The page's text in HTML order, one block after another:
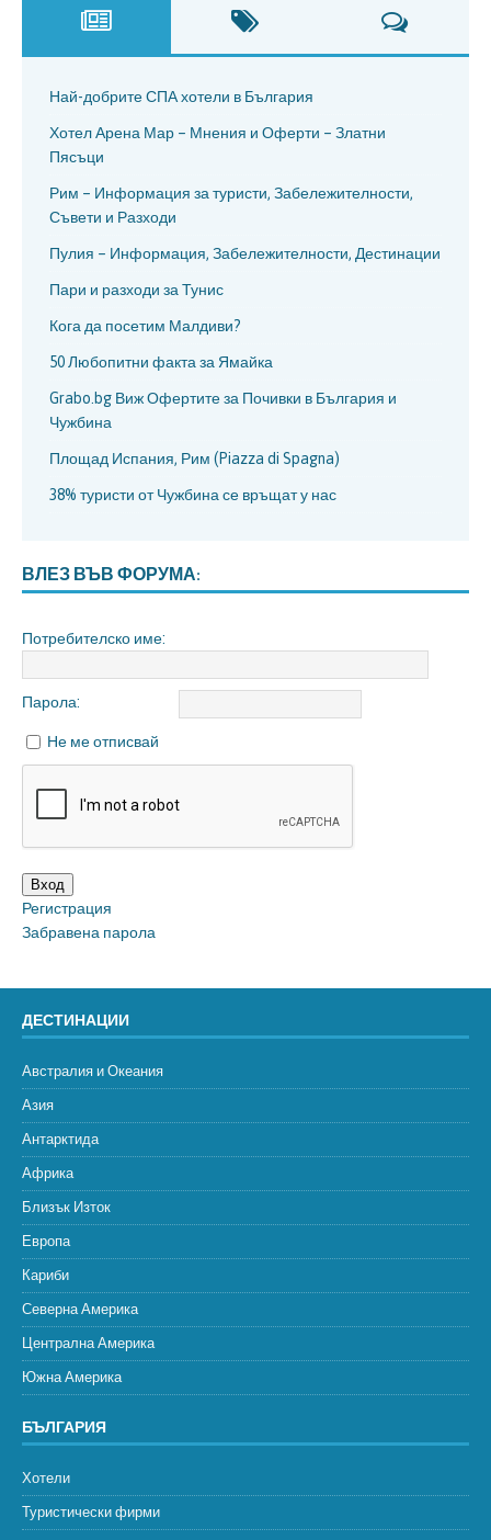
Най-добрите СПА хотели в България
Хотел Арена Мар – Мнения и Оферти – Златни
Пясъци
Рим – Информация за туристи, Забележителности,
Съвети и Разходи
Пулия – Информация, Забележителности, Дестинации
Пари и разходи за Тунис
Кога да посетим Малдиви?
50 Любопитни факта за Ямайка
Grabo.bg Виж Офертите за Почивки в България и
Чужбина
Площад Испания, Рим (Piazza di Spagna)
38% туристи от Чужбина се връщат у нас
ВЛЕЗ ВЪВ ФОРУМА:
Потребителско име:
Парола:
Не ме отписвай
Вход
Регистрация
Забравена парола
ДЕСТИНАЦИИ
Австралия и Океания
Азия
Антарктида
Африка
Близък Изток
Европа
Кариби
Северна Америка
Централна Америка
Южна Америка
БЪЛГАРИЯ
Хотели
Туристически фирми